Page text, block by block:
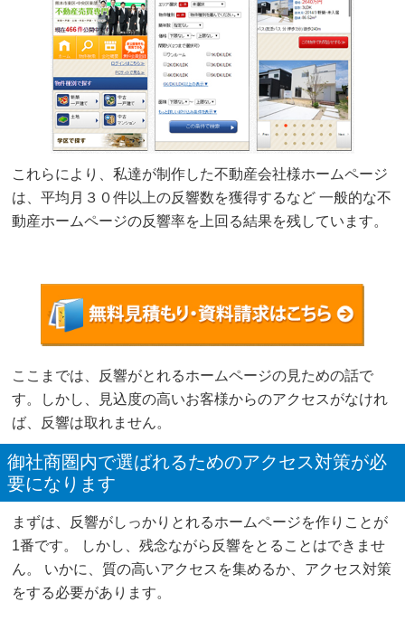
これらにより、私達が制作した不動産会社様ホームページ
は、平均月３０件以上の反響数を獲得するなど 一般的な不
動産ホームページの反響率を上回る結果を残しています。
ここまでは、反響がとれるホームページの見ための話で
す。しかし、見込度の高いお客様からのアクセスがなけれ
ば、反響は取れません。
御社商圏内で選ばれるためのアクセス対策が必
要になります
まずは、反響がしっかりとれるホームページを作りことが
1番です。 しかし、残念ながら反響をとることはできませ
ん。 いかに、質の高いアクセスを集めるか、アクセス対策
をする必要があります。